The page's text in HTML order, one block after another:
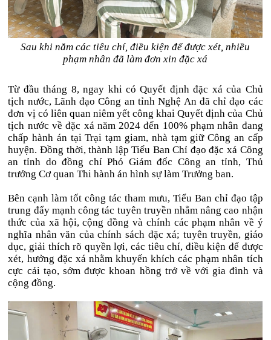
Sau khi nắm các tiêu chí, điều kiện để được xét, nhiều
phạm nhân đã làm đơn xin đặc xá
Từ đầu tháng 8, ngay khi có Quyết định đặc xá của Chủ
tịch nước, Lãnh đạo Công an tỉnh Nghệ An đã chỉ đạo các
đơn vị có liên quan niêm yết công khai Quyết định của Chủ
tịch nước về đặc xá năm 2024 đến 100% phạm nhân đang
chấp hành án tại Trại tạm giam, nhà tạm giữ Công an cấp
huyện. Đồng thời, thành lập Tiểu Ban Chỉ đạo đặc xá Công
an tỉnh do đồng chí Phó Giám đốc Công an tỉnh, Thủ
trưởng Cơ quan Thi hành án hình sự làm Trưởng ban.
Bên cạnh làm tốt công tác tham mưu, Tiểu Ban chỉ đạo tập
trung đẩy mạnh công tác tuyên truyền nhằm nâng cao nhận
thức của xã hội, cộng đồng và chính các phạm nhân về ý
nghĩa nhân văn của chính sách đặc xá; tuyên truyền, giáo
dục, giải thích rõ quyền lợi, các tiêu chí, điều kiện để được
xét, hưởng đặc xá nhằm khuyến khích các phạm nhân tích
cực cải tạo, sớm được khoan hồng trở về với gia đình và
cộng đồng.